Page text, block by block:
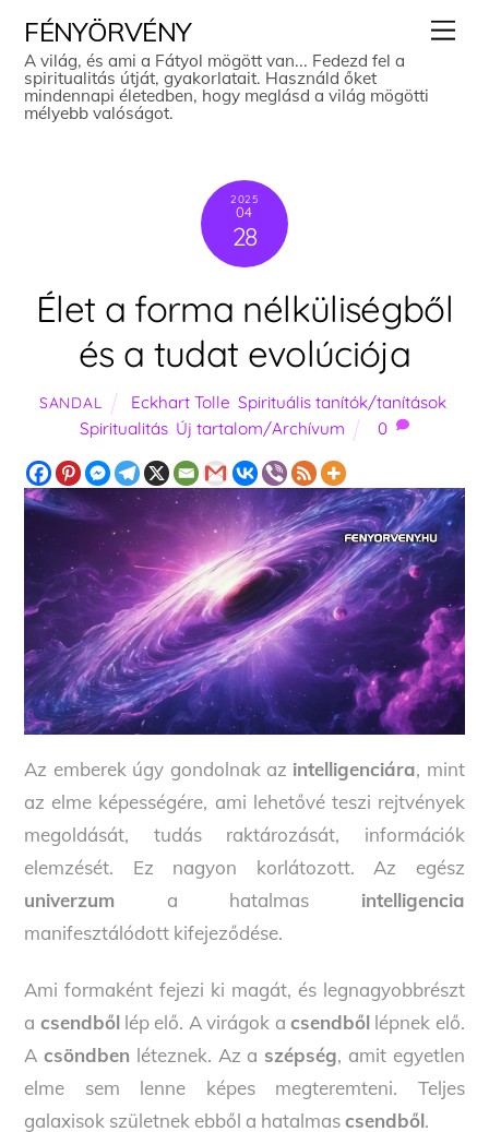
content
FÉNYÖRVÉNY
A világ, és ami a Fátyol mögött van... Fedezd fel a
spiritualitás útját, gyakorlatait. Használd őket
mindennapi életedben, hogy meglásd a világ mögötti
mélyebb valóságot.
2025
04
28
Élet a forma nélküliségből
és a tudat evolúciója
SANDAL Eckhart Tolle Spirituális tanítók/tanítások,
Spiritualitás, Új tartalom/Archívum 0
Az emberek úgy gondolnak az intelligenciára, mint
az elme képességére, ami lehetővé teszi rejtvények
megoldását, tudás raktározását, információk
elemzését. Ez nagyon korlátozott. Az egész
univerzum a hatalmas intelligencia
manifesztálódott kifejeződése.
Ami formaként fejezi ki magát, és legnagyobbrészt
a csendbőllép elő. A virágok a csendbőllépnek elő.
Acsöndben léteznek. Az aszépség, amit egyetlen
elme sem lenne képes megteremteni. Teljes
galaxisok születnek ebből a hatalmascsendből.